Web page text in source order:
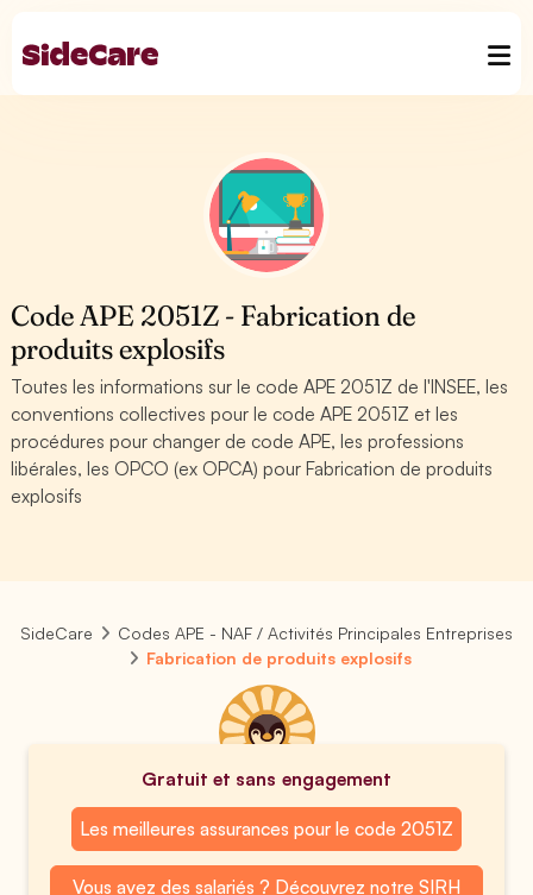
Code APE 2051Z - Fabrication de
produits explosifs
Toutes les informations sur le code APE 2051Z de l'INSEE, les
conventions collectives pour le code APE 2051Z et les
procédures pour changer de code APE, les professions
libérales, les OPCO (ex OPCA) pour Fabrication de produits
explosifs
SideCare
Codes APE - NAF / Activités Principales Entreprises
Fabrication de produits explosifs
Gratuit et sans engagement
Les meilleures assurances pour le code 2051Z
Vous avez des salariés ? Découvrez notre SIRH